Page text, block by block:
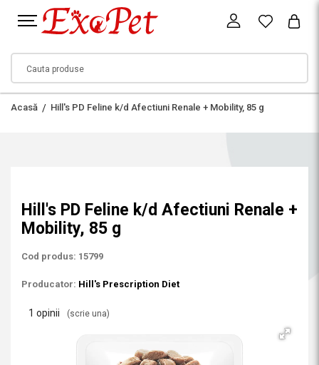
Acasă Hill's PD Feline k/d Afectiuni Renale + Mobility, 85 g
Hill's PD Feline k/d Afectiuni Renale +
Mobility, 85 g
Cod produs: 15799
Producator: Hill's Prescription Diet
1 opinii (scrie una)